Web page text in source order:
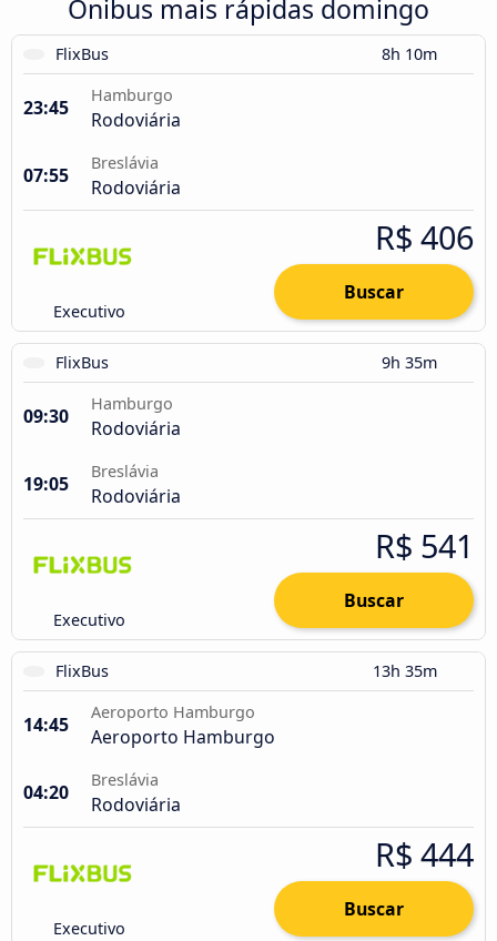
Ônibus mais rápidas domingo
FlixBus 8h 10m
23:45
Hamburgo
Rodoviária
07:55
Breslávia
Rodoviária
Executivo
R$ 406
Buscar
FlixBus 9h 35m
09:30
Hamburgo
Rodoviária
19:05
Breslávia
Rodoviária
Executivo
R$ 541
Buscar
FlixBus 13h 35m
14:45
Aeroporto Hamburgo
Aeroporto Hamburgo
04:20
Breslávia
Rodoviária
Executivo
R$ 444
Buscar